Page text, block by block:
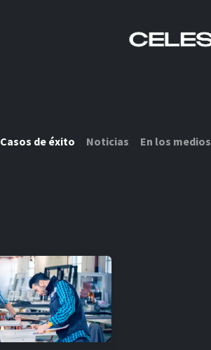
Casos de éxito Noticias En los medios